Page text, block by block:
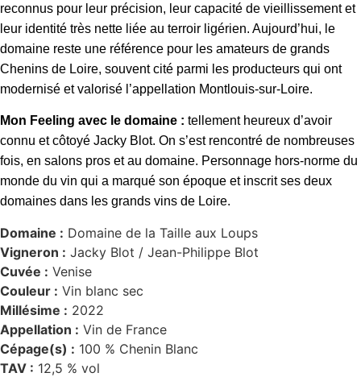
reconnus pour leur précision, leur capacité de vieillissement et
leur identité très nette liée au terroir ligérien. Aujourd’hui, le
domaine reste une référence pour les amateurs de grands
Chenins de Loire, souvent cité parmi les producteurs qui ont
modernisé et valorisé l’appellation Montlouis-sur-Loire.
Mon Feeling avec le domaine : tellement heureux d’avoir
connu et côtoyé Jacky Blot. On s’est rencontré de nombreuses
fois, en salons pros et au domaine. Personnage hors-norme du
monde du vin qui a marqué son époque et inscrit ses deux
domaines dans les grands vins de Loire.
Domaine : Domaine de la Taille aux Loups
Vigneron : Jacky Blot / Jean-Philippe Blot
Cuvée : Venise
Couleur : Vin blanc sec
Millésime : 2022
Appellation : Vin de France
Cépage(s) : 100 % Chenin Blanc
TAV : 12,5 % vol